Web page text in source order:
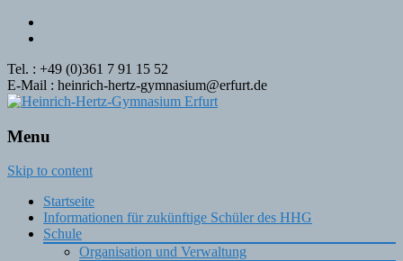
Tel. : +49 (0)361 7 91 15 52
E-Mail : heinrich-hertz-gymnasium@erfurt.de
Menu
Skip to content
Startseite
Informationen für zukünftige Schüler des HHG
Schule
Organisation und Verwaltung